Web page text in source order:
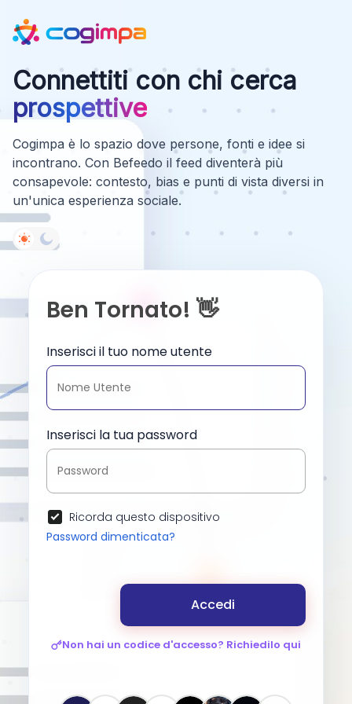
Connettiti con chi cerca
prospettive
Cogimpa è lo spazio dove persone, fonti e idee si
incontrano. Con Befeedo il feed diventerà più
consapevole: contesto, bias e punti di vista diversi in
un'unica esperienza sociale.
Ben Tornato! 👋
Inserisci il tuo nome utente
Inserisci la tua password
Ricorda questo dispositivo
Password dimenticata?
Accedi
Non hai un codice d'accesso? Richiedilo qui